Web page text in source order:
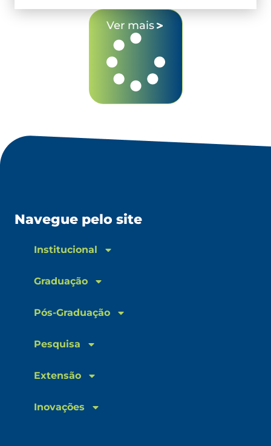
Ver mais
Navegue pelo site
Institucional
Graduação
Pós-Graduação
Pesquisa
Extensão
Inovações